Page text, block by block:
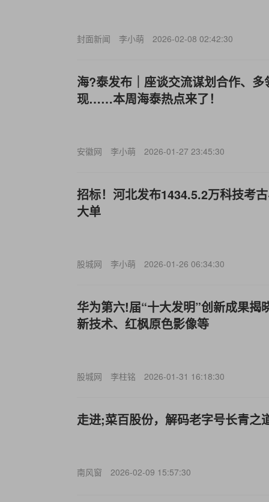
封面新闻 李小萌 2026-02-08 02:42:30
海?泰发布｜座谈交流谋划合作、
现……本周海泰热点来了！
安徽网 李小萌 2026-01-27 23:45:30
招标！河北发布1434.5.2万科技考
大单
股城网 李小萌 2026-01-26 06:34:30
华为第六!届“十大发明”创新成果揭
新技术、红枫原色影像等
股城网 李柱铭 2026-01-31 16:18:30
走进;菜百股份，解码老字号长青之
南风窗 2026-02-09 15:57:30